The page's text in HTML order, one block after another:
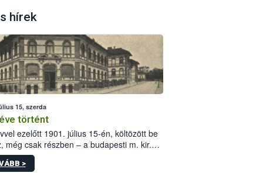
hírek
15, szerda
történt
ezelőtt 1901. július 15-én, költözött be
még csak részben – a budapesti m. kir.
állomás a Kis Rókus utca
alatti, Czigler Győző által tervezett új
>